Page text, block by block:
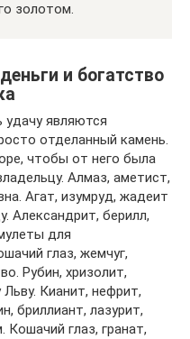
золотом.
и богатство
являются
отделанный камень.
чтобы от него была
Алмаз, аметист,
Агат, изумруд, жадеит
Александрит, берилл,
для
глаз, жемчуг,
Рубин, хризолит,
Кианит, нефрит,
бриллиант, лазурит,
Кошачий глаз, гранат,